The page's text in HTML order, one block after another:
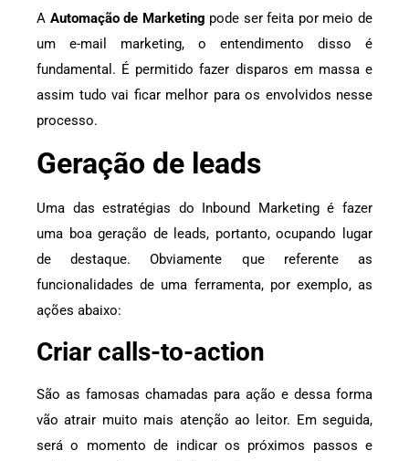
A Automação de Marketing pode ser feita por meio de
um e-mail marketing, o entendimento disso é
fundamental. É permitido fazer disparos em massa e
assim tudo vai ficar melhor para os envolvidos nesse
processo.
Geração de leads
Uma das estratégias do Inbound Marketing é fazer
uma boa geração de leads, portanto, ocupando lugar
de destaque. Obviamente que referente as
funcionalidades de uma ferramenta, por exemplo, as
ações abaixo:
Criar calls-to-action
São as famosas chamadas para ação e dessa forma
vão atrair muito mais atenção ao leitor. Em seguida,
será o momento de indicar os próximos passos e